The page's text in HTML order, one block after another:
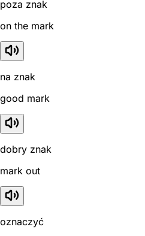
poza znak
on the mark
na znak
good mark
dobry znak
mark out
oznaczyć